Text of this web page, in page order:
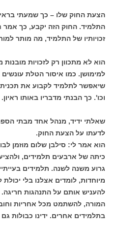
הצעת החוק שלו – כך שמעתי
התלמיד. החוק הזה יקבע, כך
זכויותיו של התלמיד, מה מותר
הוא לא מתכוון רק לזכויות
למימושן. כמו איסור הטלת עונשים
שיאפשר לתלמיד לקבוע את
וכו'. כך הבנתי מדבריו באותו ראיון.
שאלתי ידיד, מנהל אחד מבתי
לדעתו על הצעת החוק.
הוא אמר לי: סילבן שלום מוזמן
כיתה של ארבעים תלמידים,
גרוע משנה לשנה. תלמידים
מיוחדות, לומדים אצלנו בלי
להעניש אותם על התנהגות חריגה.
המורה, להשתמט מכל אחריות
בתלמידים אחרים. ידינו כבולות